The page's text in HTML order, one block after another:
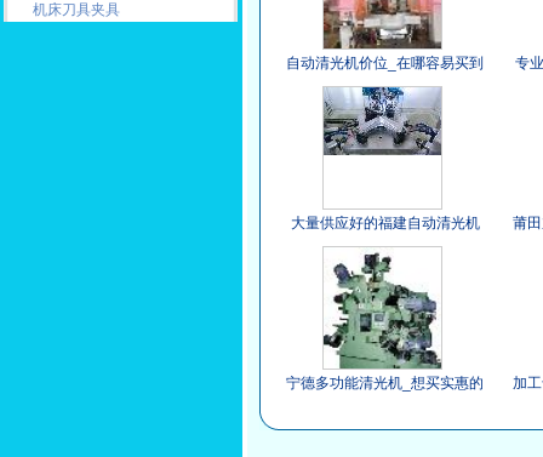
机床刀具夹具
自动清光机价位_在哪容易买到
上等加工专机
专
大量供应好的福建自动清光机
福建自动清光机
莆
宁德多功能清光机_想买实惠的
加